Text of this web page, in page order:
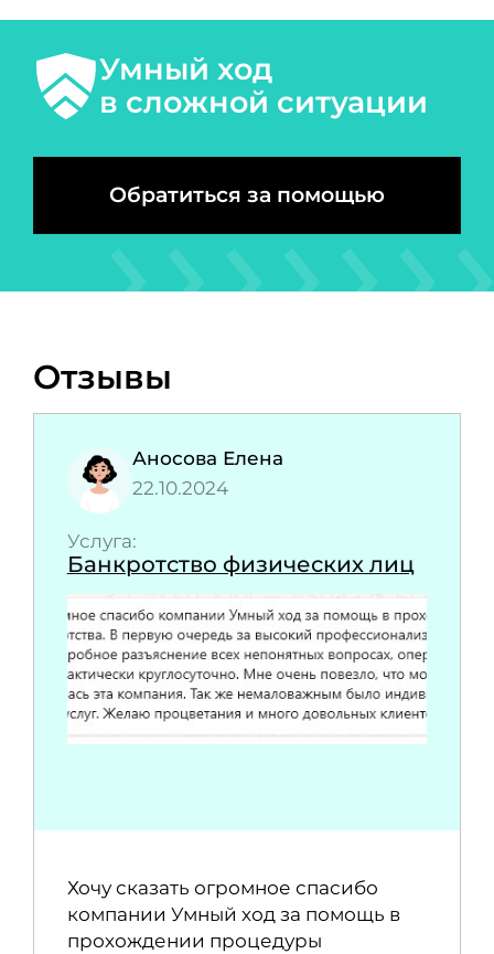
Умный ход
в сложной ситуации
Обратиться за помощью
Отзывы
Аносова Елена
22.10.2024
Услуга:
Банкротство физических лиц
Хочу сказать огромное спасибо
компании Умный ход за помощь в
прохождении процедуры